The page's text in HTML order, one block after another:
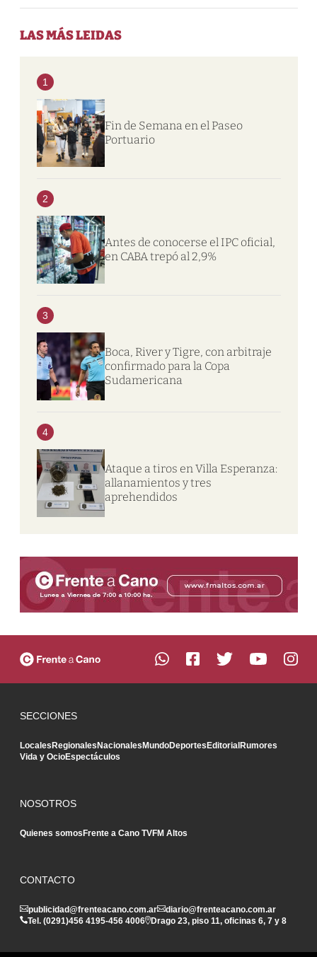
LAS MÁS LEIDAS
1
Fin de Semana en el Paseo
Portuario
2
Antes de conocerse el IPC oficial,
en CABA trepó al 2,9%
3
Boca, River y Tigre, con arbitraje
confirmado para la Copa
Sudamericana
4
Ataque a tiros en Villa Esperanza:
allanamientos y tres
aprehendidos
SECCIONES
LocalesRegionalesNacionalesMundoDeportesEditorialRumores
Vida y OcioEspectáculos
NOSOTROS
Quienes somosFrente a Cano TVFM Altos
CONTACTO
publicidad@frenteacano.com.ar
diario@frenteacano.com.ar
Tel. (0291)456 4195-456 4006 Drago 23, piso 11, oficinas 6, 7 y 8